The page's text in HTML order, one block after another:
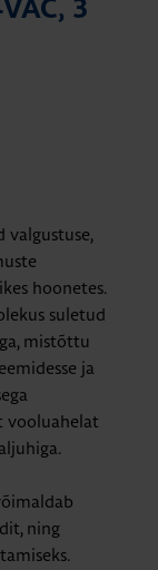
3
hoonetes.
suletud
mistõttu
ja
vooluahelat
ning